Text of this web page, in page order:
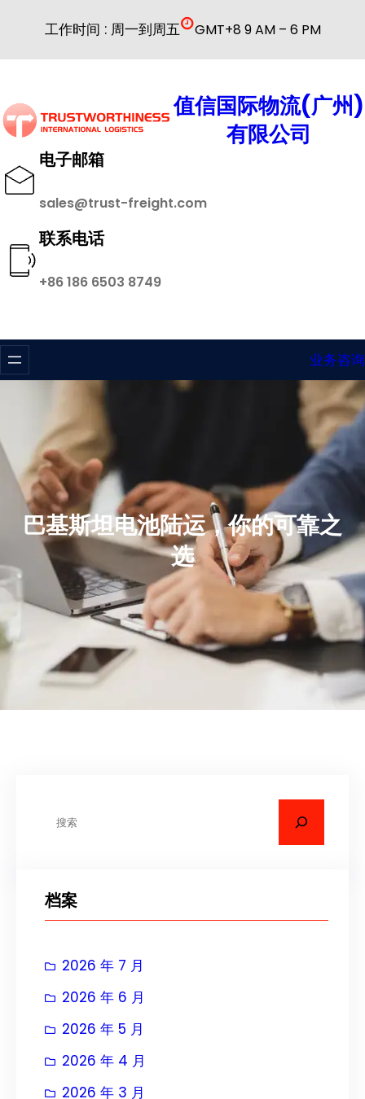
内
工作时间 : 周一到周五 GMT+8 9 AM – 6 PM
值信国际物流(广州)
有限公司
电子邮箱
sales@trust-freight.com
联系电话
+86 186 6503 8749
业务咨询
巴基斯坦电池陆运，你的可靠之
选
档案
2026 年 7 月
2026 年 6 月
2026 年 5 月
2026 年 4 月
2026 年 3 月